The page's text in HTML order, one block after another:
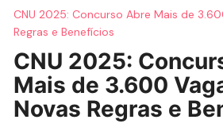
CNU 2025: Concurso Abre Mais de
Regras e Benefícios
CNU 2025:
Mais de 3.600
Novas Regras e